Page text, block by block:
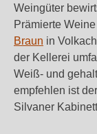
Weingüter
Prämierte
Braun in
der Kellerei
Weiß- und
empfehlen ist
Silvaner